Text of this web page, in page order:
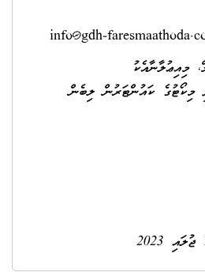
info@gdh-
މިއިޢުލާނާއެކު
މިކޯޓުގެ ކައުންޓަރުން ލިބެން